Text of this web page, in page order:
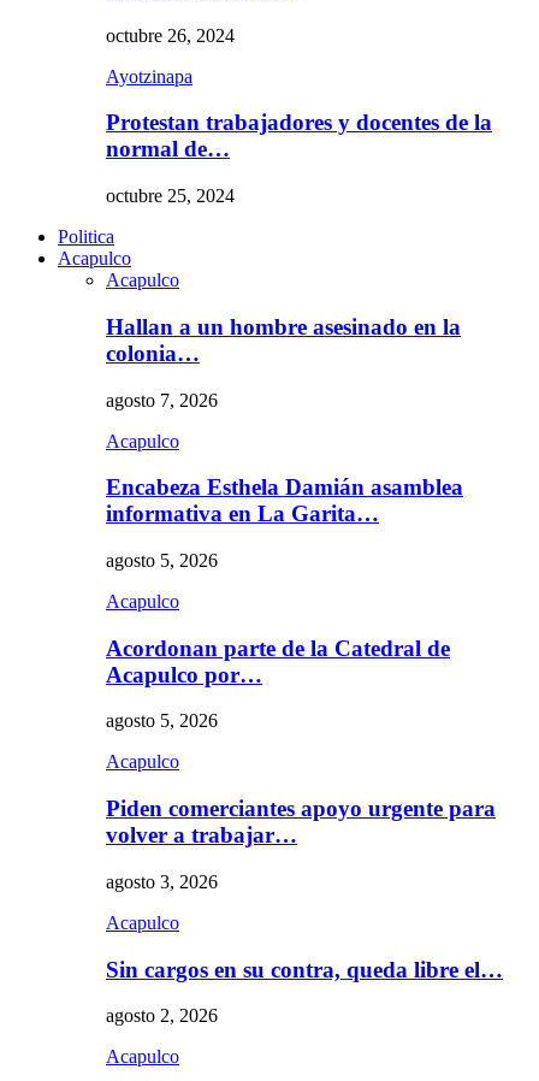
octubre 26, 2024
Ayotzinapa
Protestan trabajadores y docentes de la
normal de…
octubre 25, 2024
Politica
Acapulco
Acapulco
Hallan a un hombre asesinado en la
colonia…
agosto 7, 2026
Acapulco
Encabeza Esthela Damián asamblea
informativa en La Garita…
agosto 5, 2026
Acapulco
Acordonan parte de la Catedral de
Acapulco por…
agosto 5, 2026
Acapulco
Piden comerciantes apoyo urgente para
volver a trabajar…
agosto 3, 2026
Acapulco
Sin cargos en su contra, queda libre el…
agosto 2, 2026
Acapulco